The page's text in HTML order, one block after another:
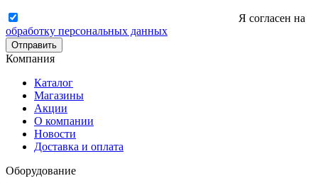
Я согласен на
обработку персональных данных
Отправить
Компания
Каталог
Магазины
Акции
О компании
Новости
Доставка и оплата
Оборудование